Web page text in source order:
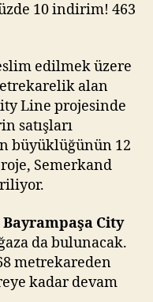
edilmek üzere
alan
Line projesinde
satışları
büyüklüğünün 12
Semerkand
Bayrampaşa City
da bulunacak.
metrekareden
kadar devam